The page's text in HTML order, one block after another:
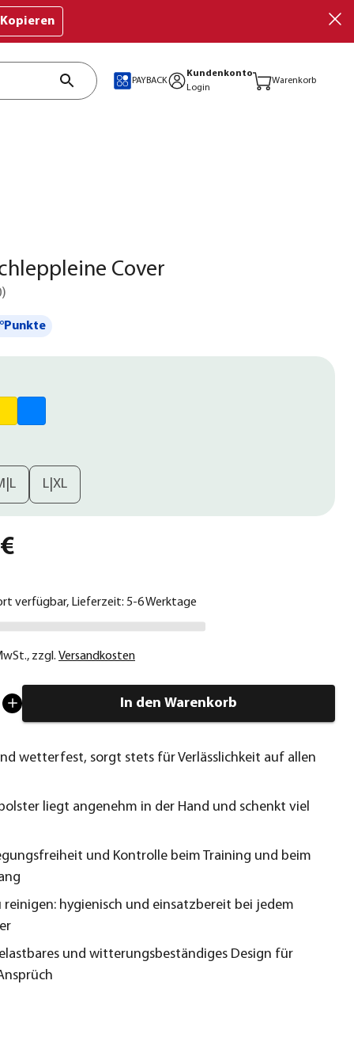
Kopieren
PAYBACK
Kundenkonto
Login
Warenkorb
Cover
)
L|XL
verfügbar, Lieferzeit: 5-6 Werktage
, zzgl. Versandkosten
In den Warenkorb
wetterfest, sorgt stets für Verlässlichkeit auf allen
liegt angenehm in der Hand und schenkt viel
und Kontrolle beim Training und beim
reinigen: hygienisch und einsatzbereit bei jedem
und witterungsbeständiges Design für